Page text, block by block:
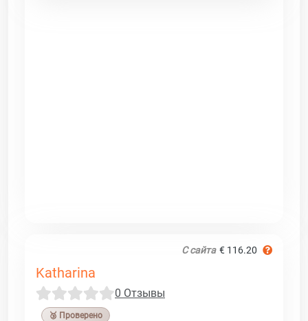
С сайта € 116.20
Katharina
0 Отзывы
🥉 Проверено